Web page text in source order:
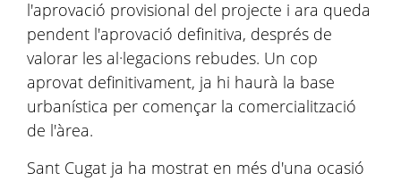
l'aprovació provisional del projecte i ara queda
pendent l'aprovació definitiva, després de
valorar les al·legacions rebudes. Un cop
aprovat definitivament, ja hi haurà la base
urbanística per començar la comercialització
de l'àrea.
Sant Cugat ja ha mostrat en més d'una ocasió